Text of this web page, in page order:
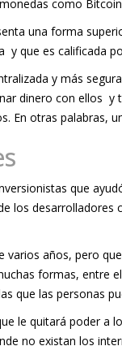
como
una forma
y que es calificada
y más
dinero con ellos
En otras palabras,
que
los
varios años, pero
formas, entre
que las personas
le quitará poder a
no existan los